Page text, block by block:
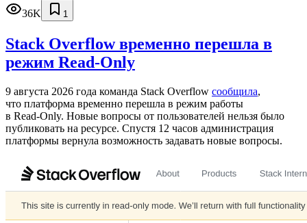
36K
1
Stack Overflow временно перешла в
режим Read-Only
9 августа 2026 года команда Stack Overflow сообщила,
что платформа временно перешла в режим работы
в Read‑Only. Новые вопросы от пользователей нельзя было
публиковать на ресурсе. Спустя 12 часов администрация
платформы вернула возможность задавать новые вопросы.